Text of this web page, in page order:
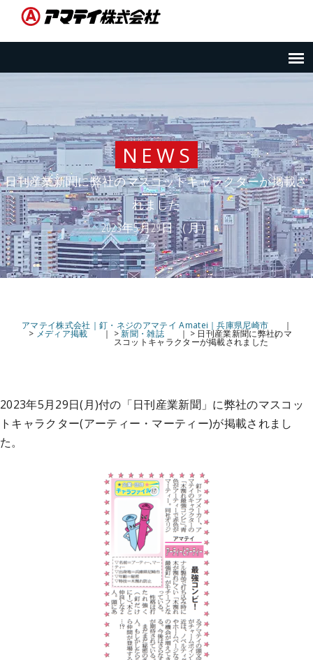
NEWS
日刊産業新聞に弊社のマスコットキャラクターが掲載さ
れました
2023年5月29日 （月）
アマテイ株式会社｜釘・ネジのアマテイ Amatei｜兵庫県尼崎市
> メディア掲載 >新聞・雑誌 > 日刊産業新聞に弊社のマ
スコットキャラクターが掲載されました
2023年5月29日(月)付の「日刊産業新聞」に弊社のマスコッ
トキャラクター(アーティー・マーティー)が掲載されまし
た。